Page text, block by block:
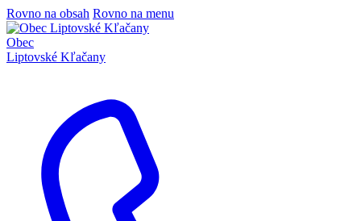
Rovno na obsah Rovno na menu
Obec
Liptovské Kľačany